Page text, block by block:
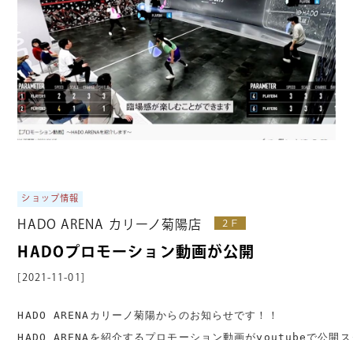
ショップ情報
HADO ARENA カリーノ菊陽店 ２Ｆ
HADOプロモーション動画が公開
[2021-11-01]
HADO ARENAカリーノ菊陽からのお知らせです！！
HADO ARENAを紹介するプロモーション動画がyoutubeで公開